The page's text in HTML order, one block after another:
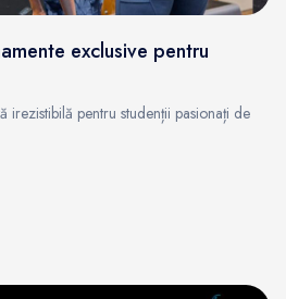
exclusive pentru
irezistibilă pentru studenții pasionați de